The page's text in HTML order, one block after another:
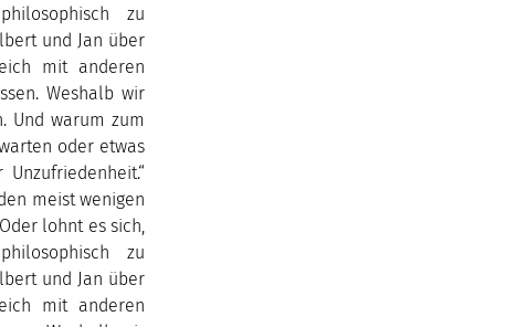
zu
und Jan über
mit anderen
Weshalb wir
Und warum zum
oder etwas
meist wenigen
lohnt es sich,
zu
und Jan über
mit anderen